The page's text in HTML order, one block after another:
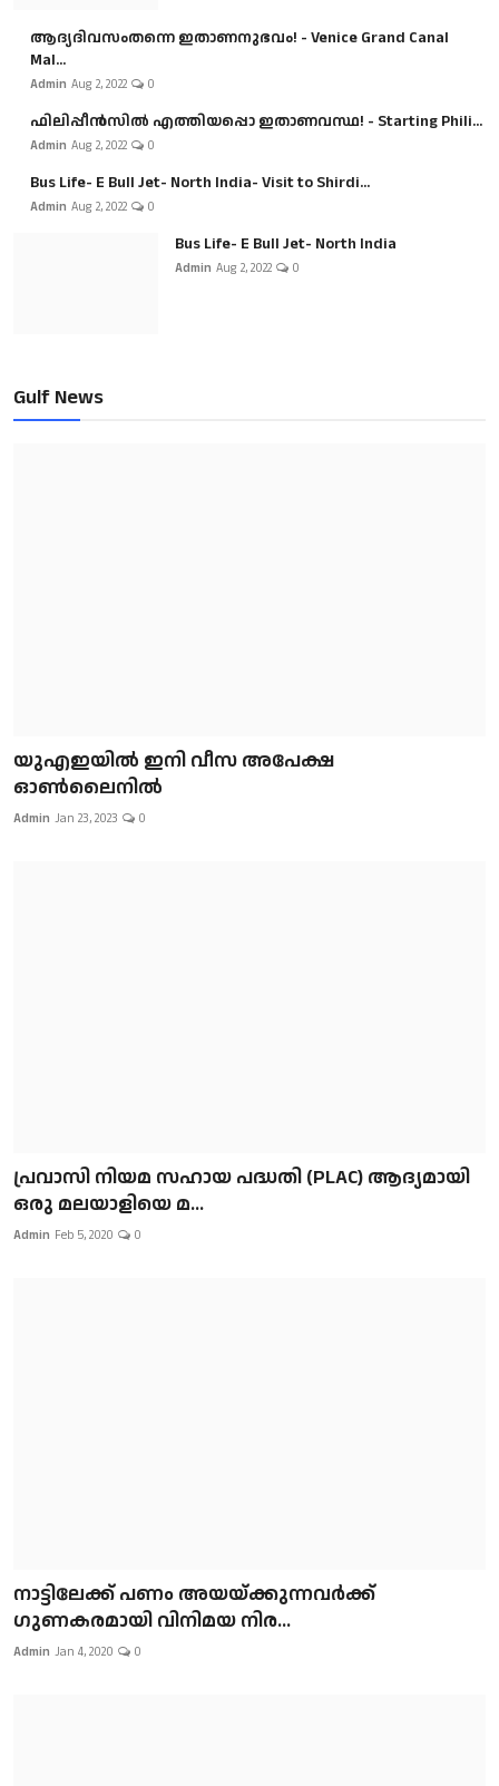
ആദ്യദിവസംതന്നെ ഇതാണനുഭവം! - Venice Grand Canal
Mal...
Admin Aug 2, 2022 0
ഫിലിപ്പീൻസിൽ എത്തിയപ്പൊ ഇതാണവസ്ഥ! - Starting Phili...
Admin Aug 2, 2022 0
Bus Life- E Bull Jet- North India- Visit to Shirdi...
Admin Aug 2, 2022 0
Bus Life- E Bull Jet- North India
Admin Aug 2, 2022 0
Gulf News
യുഎഇയിൽ ഇനി വീസ അപേക്ഷ
ഓൺലൈനിൽ
Admin Jan 23, 2023 0
പ്രവാസി നിയമ സഹായ പദ്ധതി (PLAC) ആദ്യമായി
ഒരു മലയാളിയെ മ...
Admin Feb 5, 2020 0
നാട്ടിലേക്ക് പണം അയയ്ക്കുന്നവർക്ക്
ഗുണകരമായി വിനിമയ നിര...
Admin Jan 4, 2020 0